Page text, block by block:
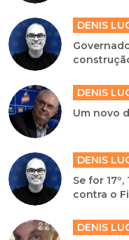
DENIS
DENIS
Um novo
DENIS
Se for
contra o
DENIS